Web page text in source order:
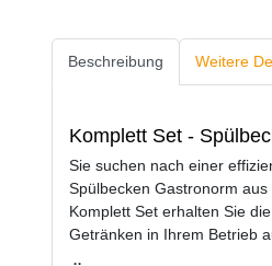
Beschreibung Weitere
Komplett Set -
Sie suchen nach einer
Spülbecken Gastronorm
Komplett Set erhalten Sie
Getränken in Ihrem Betrieb